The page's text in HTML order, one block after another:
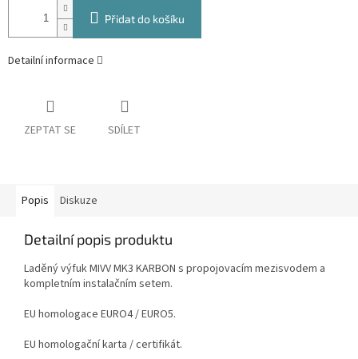
Přidat do košíku
Detailní informace
ZEPTAT SE SDÍLET
Popis Diskuze
Detailní popis produktu
Laděný výfuk MIVV MK3 KARBON s propojovacím mezisvodem a
kompletním instalačním setem.
EU homologace EURO4 / EURO5.
EU homologační karta / certifikát.